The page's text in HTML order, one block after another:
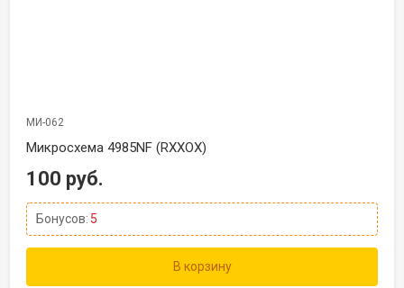
МИ-062
Микросхема 4985NF (RXXOX)
100 руб.
Бонусов: 5
В корзину